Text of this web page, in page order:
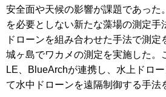
安全面や天候の影響が課題であった
を必要としない新たな藻場の測定手
ドローンを組み合わせた手法で測定
城ヶ島でワカメの測定を実施した。
LE、BlueArchが連携し、水上ドロ
て水中ドローンを遠隔制御する手法